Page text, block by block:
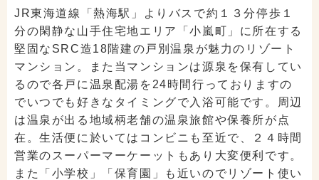
JR東海道線「熱海駅」よりバスで約１３分停歩１
分の閑静な山手住宅地エリア「小嵐町」に所在する
堅固なSRC造18階建の戸別温泉が魅力のリゾート
マンション。また当マンションは源泉を保有してい
るので各戸に温泉配湯を24時間行っておりますの
でいつでも好きなタイミングで入浴可能です。周辺
は温泉が出る地域柄老舗の温泉旅館や保養所が点
在。生活便に於いてはコンビニも至近で、２４時間
営業のスーパーマーケーットもあり大変便利です。
また「小学校」「保育園」も近いのでリゾート使い